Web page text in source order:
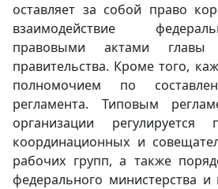
оставляет за собой право
взаимодействие
правовыми актами главы
правительства. Кроме того,
полномочием по
регламента. Типовым
организации регулируется
координационных и
рабочих групп, а также
федерального министерства